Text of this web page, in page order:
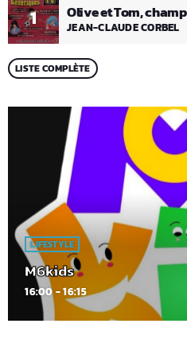
1 Olive et Tom,
JEAN-CLAUDE CORBEL
LISTE COMPLÈTE
LIFESTYLE
M6kids
16:00 - 16:15